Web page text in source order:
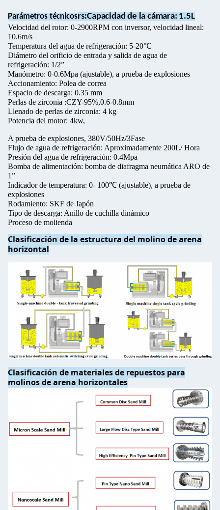
Parámetros técnicosrs:Capacidad de la cámara: 1.5L
Velocidad del rotor: 0-2900RPM con inversor, velocidad lineal:
10.6m/s
Temperatura del agua de refrigeración: 5-20℃
Diámetro del orificio de entrada y salida de agua de
refrigeración: 1/2”
Manómetro: 0-0.6Mpa (ajustable), a prueba de explosiones
Accionamiento: Polea de correa
Espacio de descarga: 0.35 mm
Perlas de zirconia :CZY-95%,0.6-0.8mm
Llenado de perlas de zirconia: 4 kg
Potencia del motor: 4kw,
A prueba de explosiones, 380V/50Hz/3Fase
Flujo de agua de refrigeración: Aproximadamente 200L/ Hora
Presión del agua de refrigeración: 0.4Mpa
Bomba de alimentación: bomba de diafragma neumática ARO de
1”
Indicador de temperatura: 0- 100℃ (ajustable), a prueba de
explosiones
Rodamiento: SKF de Japón
Tipo de descarga: Anillo de cuchilla dinámico
Proceso de molienda
Clasificación de la estructura del molino de arena
horizontal
Clasificación de materiales de repuestos para
molinos de arena horizontales